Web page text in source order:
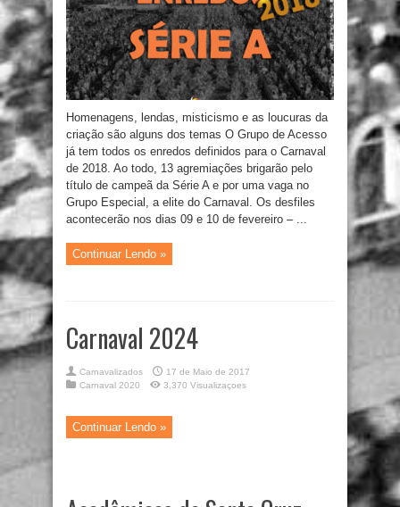
Homenagens, lendas, misticismo e as loucuras da
criação são alguns dos temas O Grupo de Acesso
já tem todos os enredos definidos para o Carnaval
de 2018. Ao todo, 13 agremiações brigarão pelo
título de campeã da Série A e por uma vaga no
Grupo Especial, a elite do Carnaval. Os desfiles
acontecerão nos dias 09 e 10 de fevereiro – ...
Continuar Lendo »
Carnaval 2024
Carnavalizados
17 de Maio de 2017
Carnaval 2020
3,370 Visualizaçoes
Continuar Lendo »